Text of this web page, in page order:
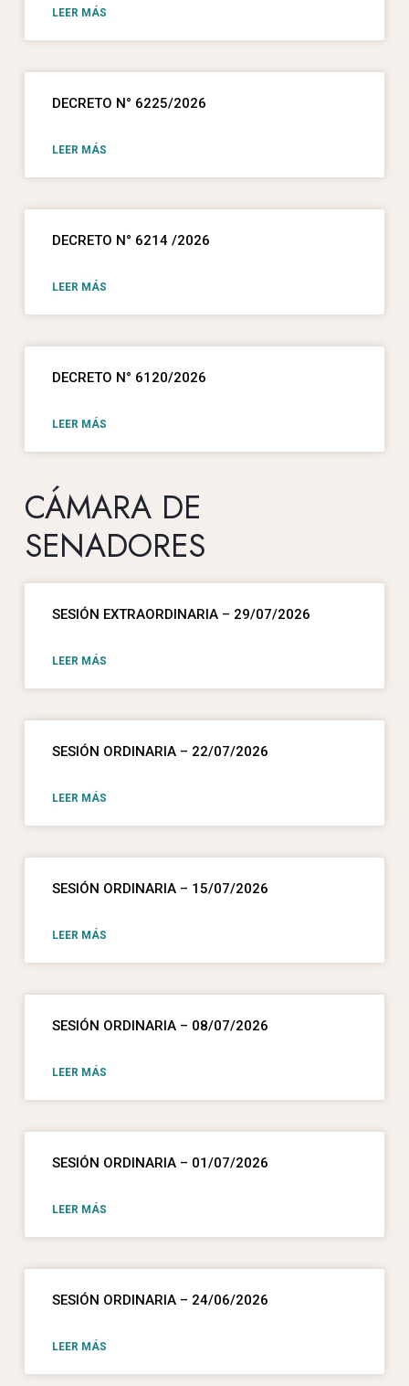
LEER MÁS
DECRETO N° 6225/2026
LEER MÁS
DECRETO N° 6214 /2026
LEER MÁS
DECRETO N° 6120/2026
LEER MÁS
CÁMARA DE
SENADORES
SESIÓN EXTRAORDINARIA – 29/07/2026
LEER MÁS
SESIÓN ORDINARIA – 22/07/2026
LEER MÁS
SESIÓN ORDINARIA – 15/07/2026
LEER MÁS
SESIÓN ORDINARIA – 08/07/2026
LEER MÁS
SESIÓN ORDINARIA – 01/07/2026
LEER MÁS
SESIÓN ORDINARIA – 24/06/2026
LEER MÁS